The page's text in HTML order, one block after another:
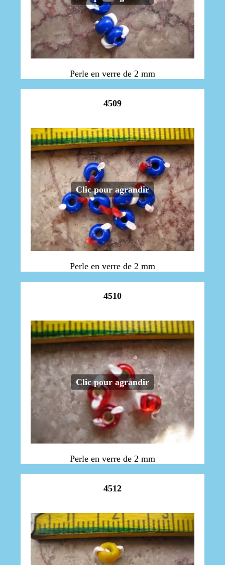
Perle en verre de 2 mm
4509
Clic pour agrandir
Perle en verre de 2 mm
4510
Clic pour agrandir
Perle en verre de 2 mm
4512